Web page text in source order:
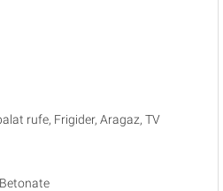
rufe, Frigider, Aragaz, TV